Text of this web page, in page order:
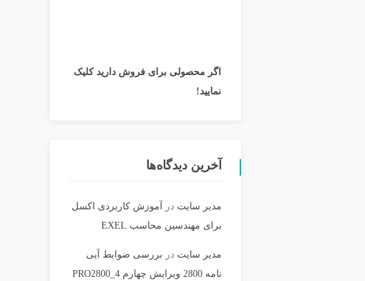
اگر محصولی برای فروش دارید کلیک
نمایید!
آخرین دیدگاه‌ها
مدیر سایت در
آموزش کاربردی اکسل
برای مهندسین محاسب EXEL
مدیر سایت در بررسی ضوابط آیی
نامه 2800 ویرایش چهارم PRO2800_4